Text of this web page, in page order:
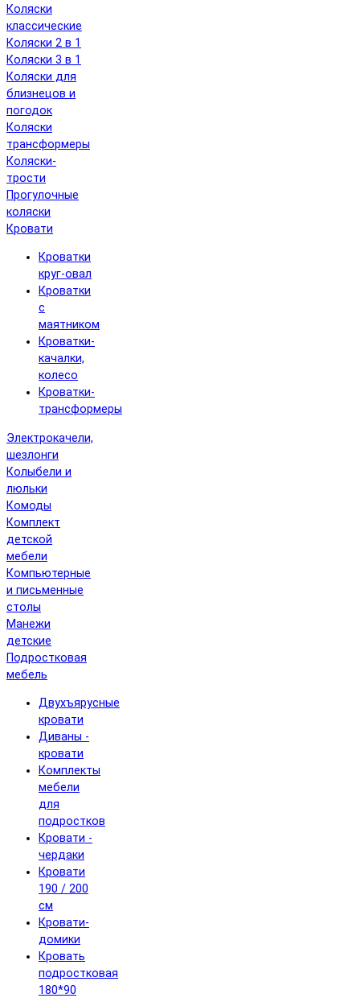
Коляски
классические
Коляски 2 в 1
Коляски 3 в 1
Коляски для
близнецов и
погодок
Коляски
трансформеры
Коляски-
трости
Прогулочные
коляски
Кровати
Кроватки
круг-овал
Кроватки
с
маятником
Кроватки-
качалки,
колесо
Кроватки-
трансформеры
Электрокачели,
шезлонги
Колыбели и
люльки
Комоды
Комплект
детской
мебели
Компьютерные
и письменные
столы
Манежи
детские
Подростковая
мебель
Двухъярусные
кровати
Диваны -
кровати
Комплекты
мебели
для
подростков
Кровати -
чердаки
Кровати
190 / 200
см
Кровати-
домики
Кровать
подростковая
180*90